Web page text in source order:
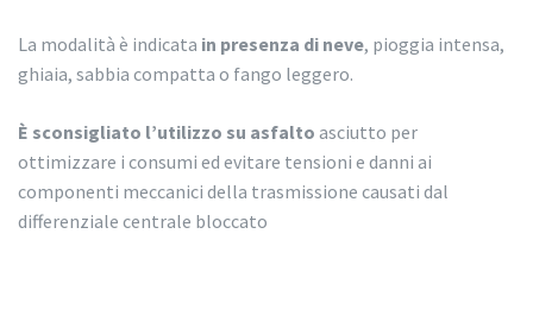
La modalità è indicata in presenza di neve, pioggia intensa,
ghiaia, sabbia compatta o fango leggero.
È sconsigliato l’utilizzo su asfalto asciutto per
ottimizzare i consumi ed evitare tensioni e danni ai
componenti meccanici della trasmissione causati dal
differenziale centrale bloccato